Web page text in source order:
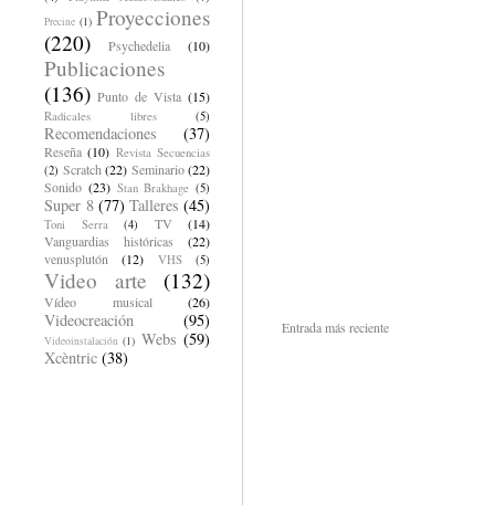
Entrada más reciente
Precine (1) Proyecciones
(220)
Psychedelia (10)
Publicaciones
(136) Punto de Vista (15)
Radicales libres (5)
Recomendaciones (37)
Reseña (10) Revista Secuencias
(2) Scratch (22) Seminario (22)
Sonido (23) Stan Brakhage (5)
Super 8 (77) Talleres (45)
Toni Serra (4) TV
(14)
Vanguardias históricas
(22)
venusplutón
(12) VHS (5)
Video arte (132)
Vídeo musical (26)
Videocreación (95)
Videoinstalación (1) Webs (59)
Xcèntric (38)